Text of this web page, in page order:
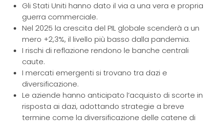
Gli Stati Uniti hanno dato il via a una vera e propria
guerra commerciale.
Nel 2025 la crescita del PIL globale scenderà a un
mero +2,3%, il livello più basso dalla pandemia.
I rischi di reflazione rendono le banche centrali
caute.
I mercati emergenti si trovano tra dazi e
diversificazione.
Le aziende hanno anticipato l’acquisto di scorte in
risposta ai dazi, adottando strategie a breve
termine come la diversificazione delle catene di